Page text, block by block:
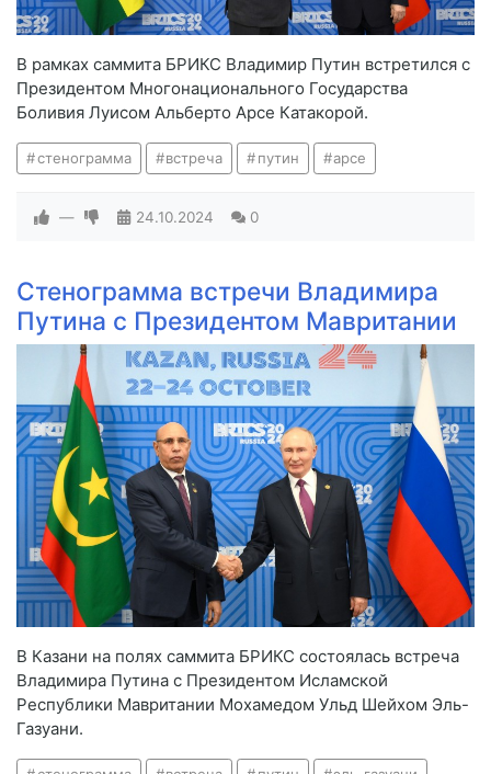
В рамках саммита БРИКС Владимир Путин встретился с
Президентом Многонационального Государства
Боливия Луисом Альберто Арсе Катакорой.
стенограмма встреча путин арсе
— 24.10.2024 0
Стенограмма встречи Владимира
Путина с Президентом Мавритании
В Казани на полях саммита БРИКС состоялась встреча
Владимира Путина с Президентом Исламской
Республики Мавритании Мохамедом Ульд Шейхом Эль-
Газуани.